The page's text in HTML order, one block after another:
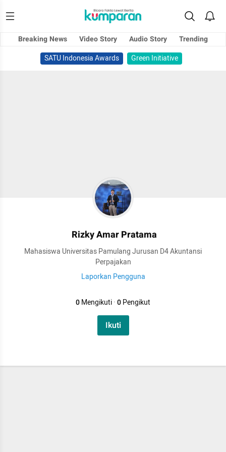
Breaking News Video Story Audio Story
Trending
SATU Indonesia Awards
Green Initiative
Rizky Amar Pratama
Mahasiswa Universitas Pamulang Jurusan D4 Akuntansi
Perpajakan
Laporkan Pengguna
0Mengikuti·0Pengikut
Ikuti